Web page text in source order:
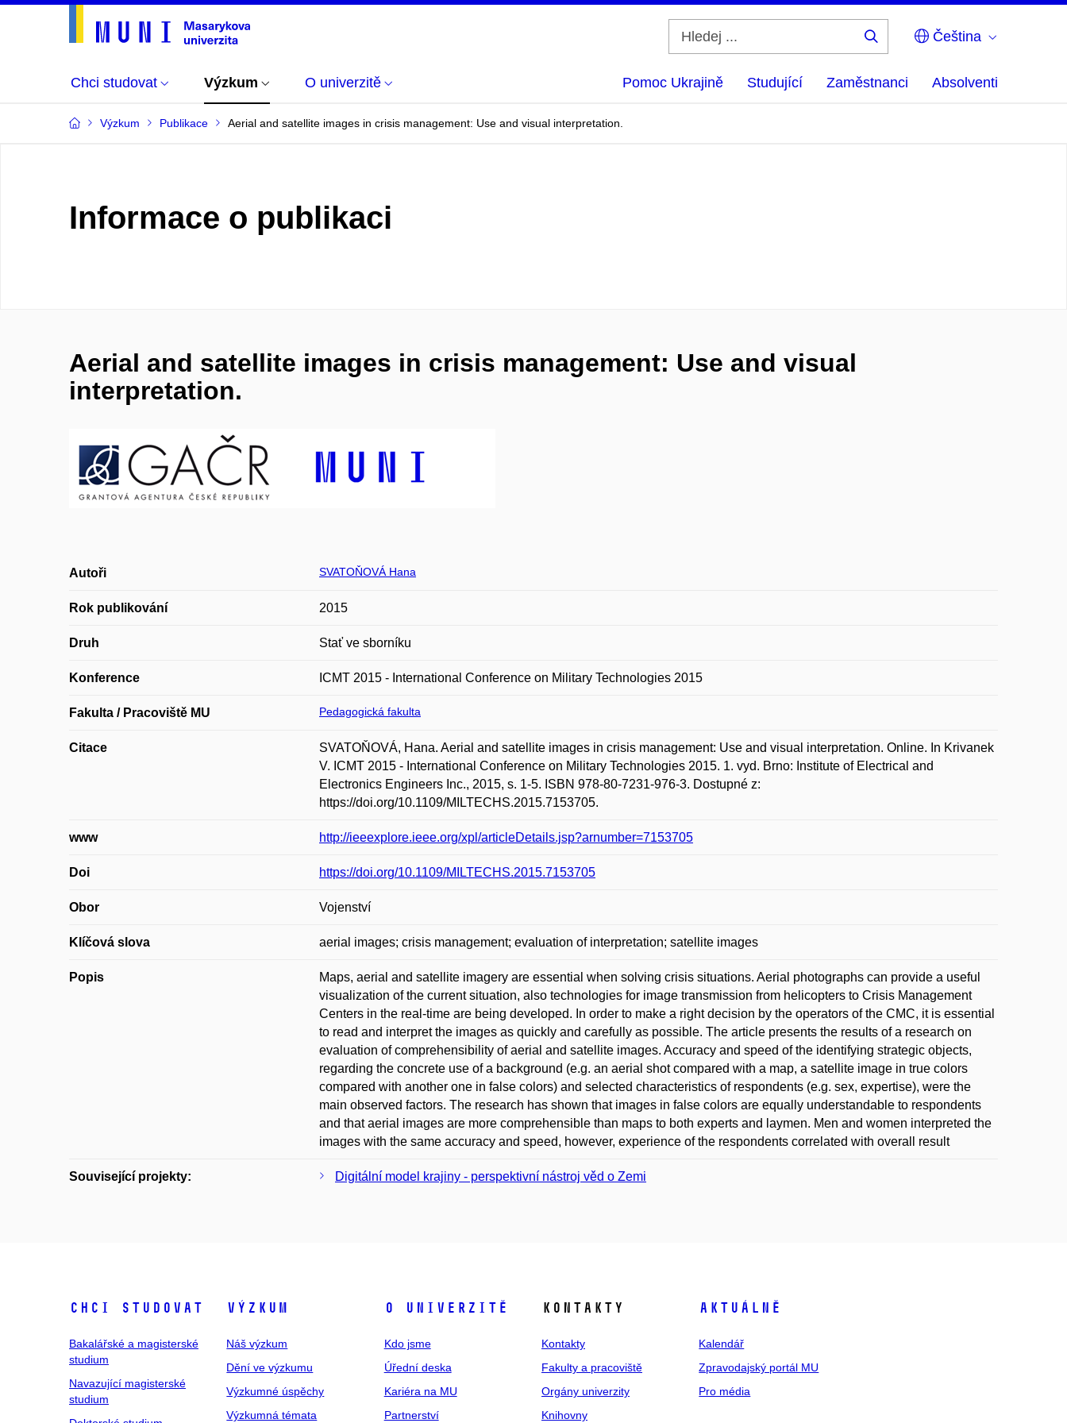
Čeština
Chci studovat Výzkum O univerzitě Pomoc Ukrajině Studující Zaměstnanci Absolventi
Výzkum Publikace Aerial and satellite images in crisis management: Use and visual interpretation.
Informace o publikaci
Aerial and satellite images in crisis management: Use and visual
interpretation.
Autoři SVATOŇOVÁ Hana
Rok publikování 2015
Druh Stať ve sborníku
Konference ICMT 2015 - International Conference on Military Technologies 2015
Fakulta / Pracoviště MU Pedagogická fakulta
Citace
SVATOŇOVÁ, Hana. Aerial and satellite images in crisis management: Use and visual interpretation. Online. In Krivanek
V. ICMT 2015 - International Conference on Military Technologies 2015. 1. vyd. Brno: Institute of Electrical and
Electronics Engineers Inc., 2015, s. 1-5. ISBN 978-80-7231-976-3. Dostupné z:
https://doi.org/10.1109/MILTECHS.2015.7153705.
www http://ieeexplore.ieee.org/xpl/articleDetails.jsp?arnumber=7153705
Doi https://doi.org/10.1109/MILTECHS.2015.7153705
Obor Vojenství
Klíčová slova aerial images; crisis management; evaluation of interpretation; satellite images
Popis
Maps, aerial and satellite imagery are essential when solving crisis situations. Aerial photographs can provide a useful
visualization of the current situation, also technologies for image transmission from helicopters to Crisis Management
Centers in the real-time are being developed. In order to make a right decision by the operators of the CMC, it is essential
to read and interpret the images as quickly and carefully as possible. The article presents the results of a research on
evaluation of comprehensibility of aerial and satellite images. Accuracy and speed of the identifying strategic objects,
regarding the concrete use of a background (e.g. an aerial shot compared with a map, a satellite image in true colors
compared with another one in false colors) and selected characteristics of respondents (e.g. sex, expertise), were the
main observed factors. The research has shown that images in false colors are equally understandable to respondents
and that aerial images are more comprehensible than maps to both experts and laymen. Men and women interpreted the
images with the same accuracy and speed, however, experience of the respondents correlated with overall result
Související projekty: Digitální model krajiny - perspektivní nástroj věd o Zemi
Chci studovat
Bakalářské a magisterské
studium
Navazující magisterské
studium
Výzkum
Náš výzkum
Dění ve výzkumu
Výzkumné úspěchy
Výzkumná témata
O univerzitě
Kdo jsme
Úřední deska
Kariéra na MU
Partnerství
Kontakty
Kontakty
Fakulty a pracoviště
Orgány univerzity
Knihovny
Aktuálně
Kalendář
Zpravodajský portál MU
Pro média